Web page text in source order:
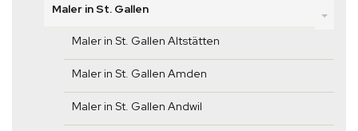
Maler in St. Gallen
Maler in St. Gallen Altstätten
Maler in St. Gallen Amden
Maler in St. Gallen Andwil